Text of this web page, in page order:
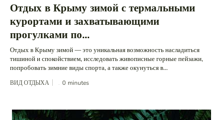
Отдых в Крыму зимой с термальными
курортами и захватывающими
прогулками по...
Отдых в Крыму зимой — это уникальная возможность насладиться
тишиной и спокойствием, исследовать живописные горные пейзажи,
попробовать зимние виды спорта, а также окунуться в...
ВИД ОТДЫХА 0 minutes